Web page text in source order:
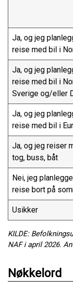
Ja, og jeg
reise med bil i
Ja, og jeg
reise med bil i
Sverige og/eller
Ja, og jeg
reise med bil i
Ja, og jeg reiser
tog, buss, båt
Nei, jeg
reise bort på
Usikker
KILDE:
NAF i april 2026.
Nøkkelord